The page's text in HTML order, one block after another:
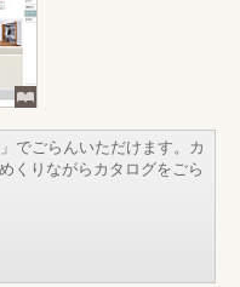
でごらんいただけます。カ
くりながらカタログをごら